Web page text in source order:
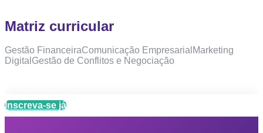
Matriz curricular
Gestão FinanceiraComunicação EmpresarialMarketing
DigitalGestão de Conflitos e Negociação
Inscreva-se já